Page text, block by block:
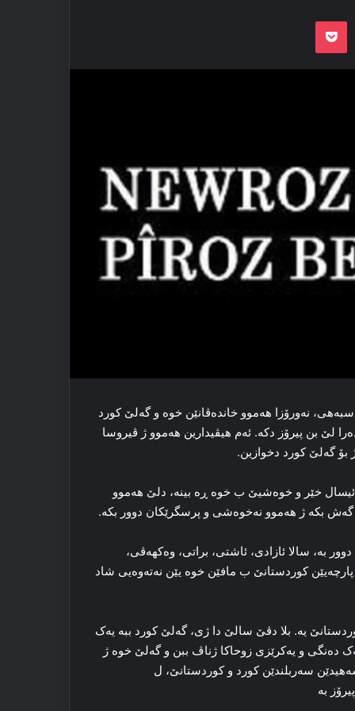
Odnoklassniki
Pocket
نەورۆزا ھەموو خاندەڤانێن خوە و گەلێ كورد
لێ بن پیرۆز دكە. ئەم ھیڤیدارین ھەموو ژ ڤیروسا
بۆ گەلێ كورد دخوازین.
مه‌ یه‌ ل ۲۱ ێ ئادارێ. نه‌ورۆزا ئیسال خێر و خوه‌شیێ ب خوه‌ ڕه‌ بینه‌، دلێ هه‌موو
بکه‌ ژ هه‌موو نه‌خوه‌شی و پرسگرێکان دوور بکه‌.
به‌، سالا ئازادی، ئاشتی، براتی، وه‌کهه‌ڤی،
کوردستانێ ب مافێن خوه‌ یێن نه‌ته‌وه‌یی شاد
یه‌. بلا دڤێ سالێ دا ژی، گه‌لێ کورد ببە یه‌ک
ده‌نگی و یه‌کرێزی زوحاكا ژناڤ ببن و گەلێ خوه‌ ژ
سەربلندێن كورد و كوردستانێ، ل
بە